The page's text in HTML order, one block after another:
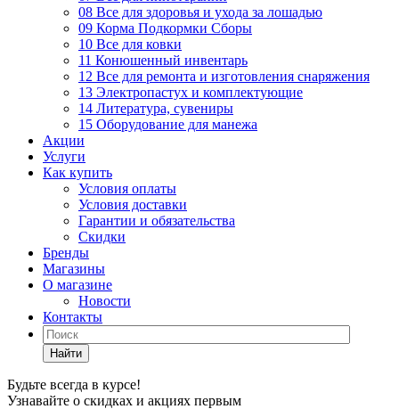
08 Все для здоровья и ухода за лошадью
09 Корма Подкормки Сборы
10 Все для ковки
11 Конюшенный инвентарь
12 Все для ремонта и изготовления снаряжения
13 Электропастух и комплектующие
14 Литература, сувениры
15 Оборудование для манежа
Акции
Услуги
Как купить
Условия оплаты
Условия доставки
Гарантии и обязательства
Скидки
Бренды
Магазины
О магазине
Новости
Контакты
Найти
Будьте всегда в курсе!
Узнавайте о скидках и акциях первым